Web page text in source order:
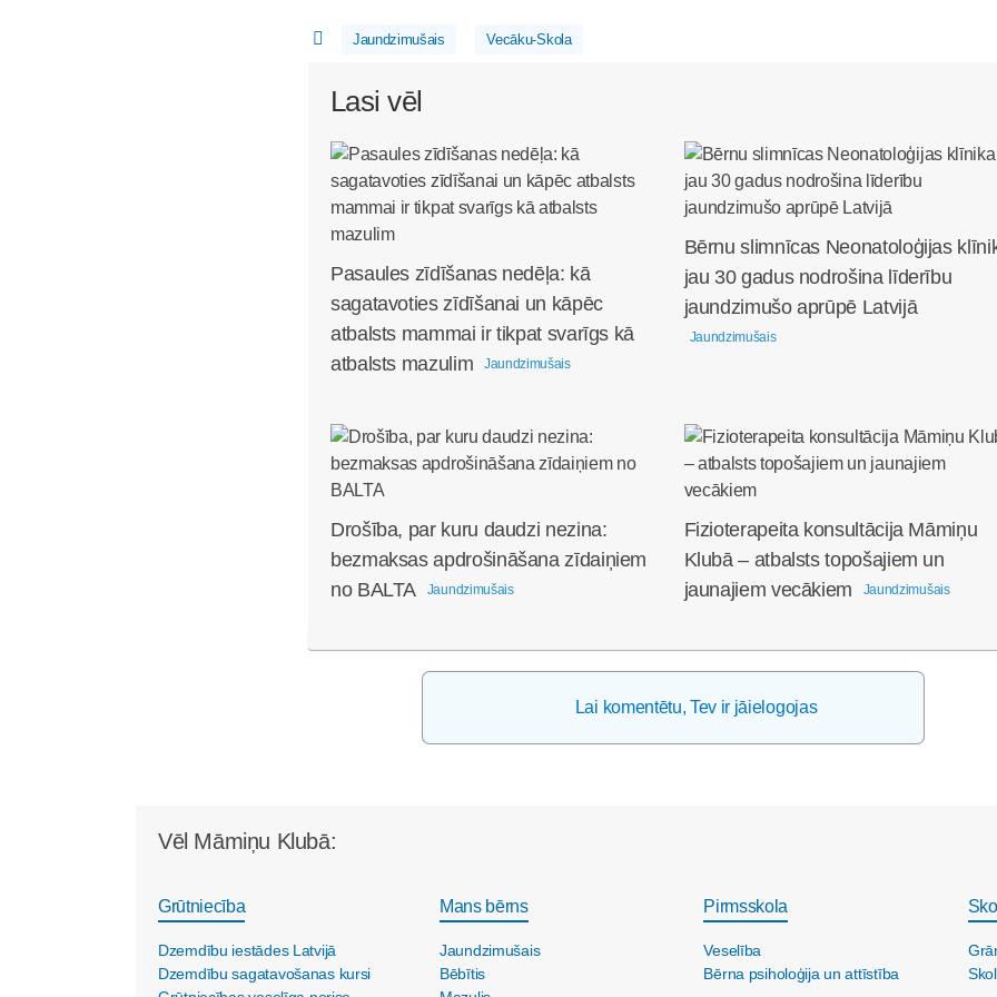
Jaundzimušais Vecāku-Skola
Lasi vēl
Pasaules zīdīšanas nedēļa: kā
sagatavoties zīdīšanai un kāpēc
atbalsts mammai ir tikpat svarīgs kā
atbalsts mazulim
Jaundzimušais
Bērnu slimnīcas Neonatoloģijas
jau 30 gadus nodrošina līderību
jaundzimušo aprūpē Latvijā
Jaundzimušais
Drošība, par kuru daudzi nezina:
bezmaksas apdrošināšana zīdaiņiem
no BALTA
Jaundzimušais
Fizioterapeita konsultācija Māmiņu
Klubā – atbalsts topošajiem un
jaunajiem vecākiem
Jaundzimušais
Lai komentētu, Tev ir jāielogojas
Vēl Māmiņu Klubā:
Grūtniecība
Dzemdību iestādes Latvijā
Dzemdību sagatavošanas kursi
Mans bērns
Jaundzimušais
Bēbītis
Pirmsskola
Veselība
Bērna psiholoģija un attīstība